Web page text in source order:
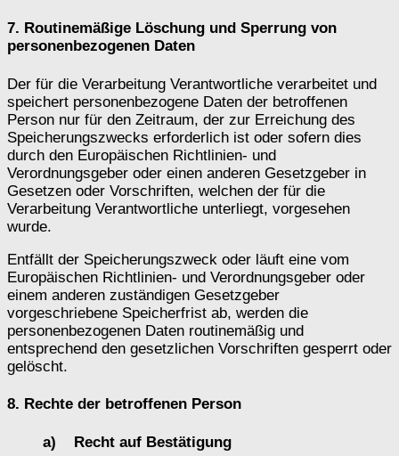
7. Routinemäßige Löschung und Sperrung von
personenbezogenen Daten
Der für die Verarbeitung Verantwortliche verarbeitet und
speichert personenbezogene Daten der betroffenen
Person nur für den Zeitraum, der zur Erreichung des
Speicherungszwecks erforderlich ist oder sofern dies
durch den Europäischen Richtlinien- und
Verordnungsgeber oder einen anderen Gesetzgeber in
Gesetzen oder Vorschriften, welchen der für die
Verarbeitung Verantwortliche unterliegt, vorgesehen
wurde.
Entfällt der Speicherungszweck oder läuft eine vom
Europäischen Richtlinien- und Verordnungsgeber oder
einem anderen zuständigen Gesetzgeber
vorgeschriebene Speicherfrist ab, werden die
personenbezogenen Daten routinemäßig und
entsprechend den gesetzlichen Vorschriften gesperrt oder
gelöscht.
8. Rechte der betroffenen Person
a) Recht auf Bestätigung